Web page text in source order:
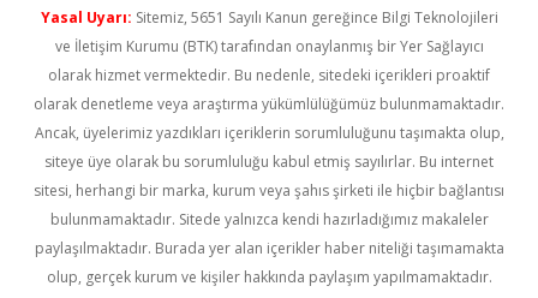
Yasal Uyarı: Sitemiz, 5651 Sayılı Kanun gereğince Bilgi Teknolojileri
ve İletişim Kurumu (BTK) tarafından onaylanmış bir Yer Sağlayıcı
olarak hizmet vermektedir. Bu nedenle, sitedeki içerikleri proaktif
olarak denetleme veya araştırma yükümlülüğümüz bulunmamaktadır.
Ancak, üyelerimiz yazdıkları içeriklerin sorumluluğunu taşımakta olup,
siteye üye olarak bu sorumluluğu kabul etmiş sayılırlar. Bu internet
sitesi, herhangi bir marka, kurum veya şahıs şirketi ile hiçbir bağlantısı
bulunmamaktadır. Sitede yalnızca kendi hazırladığımız makaleler
paylaşılmaktadır. Burada yer alan içerikler haber niteliği taşımamakta
olup, gerçek kurum ve kişiler hakkında paylaşım yapılmamaktadır.